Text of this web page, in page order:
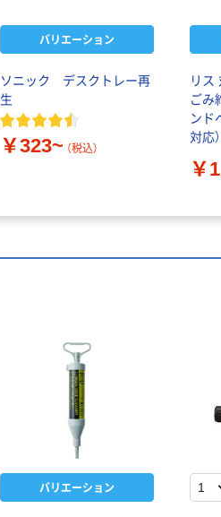
バリエーション
ソニック デスクトレー再
生
￥323~ （税込）
リス
ごみ
ンド
対応
￥
バリエーション